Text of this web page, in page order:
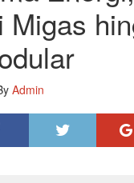
Migas
Admin